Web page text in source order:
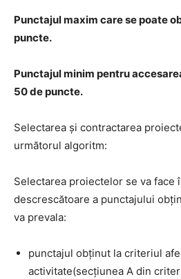
Punctajul maxim care se poate
puncte.
Punctajul minim pentru
50 de puncte.
Selectarea şi contractarea
următorul algoritm:
Selectarea proiectelor se va face
descrescătoare a punctajului
va prevala:
punctajul obţinut la criteriul
activitate(secţiunea A din